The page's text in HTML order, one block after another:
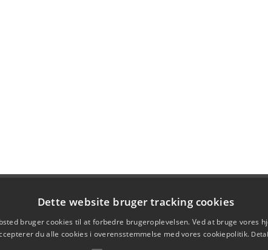
Dette website bruger tracking cookies
bruger cookies til at forbedre brugeroplevelsen. Ved at bruge vores
du alle cookies i overensstemmelse med vores cookiepolitik.